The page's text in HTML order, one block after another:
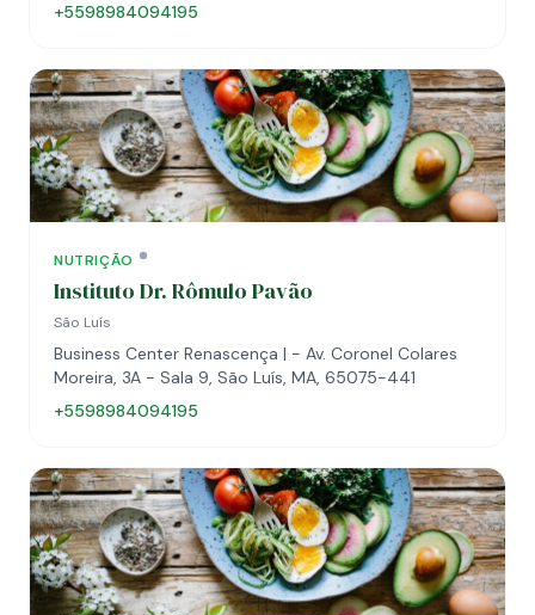
+5598984094195
NUTRIÇÃO
Instituto Dr. Rômulo Pavão
São Luís
Business Center Renascença | - Av. Coronel Colares
Moreira, 3A - Sala 9, São Luís, MA, 65075-441
+5598984094195